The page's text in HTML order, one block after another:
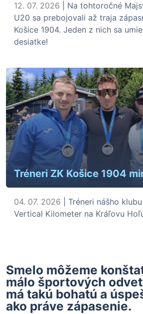
12. 07. 2026 | Na tohtoročné
U20 sa prebojovali až traja
Košice 1904. Jeden z nich sa
desiatke!
Tréneri ZK Košice 1904
04. 07. 2026 | Tréneri nášho
Vertical Kilometer na Kráľovu
Smelo môžeme
málo športových
má takú bohatú a
ako práve zápasenie.